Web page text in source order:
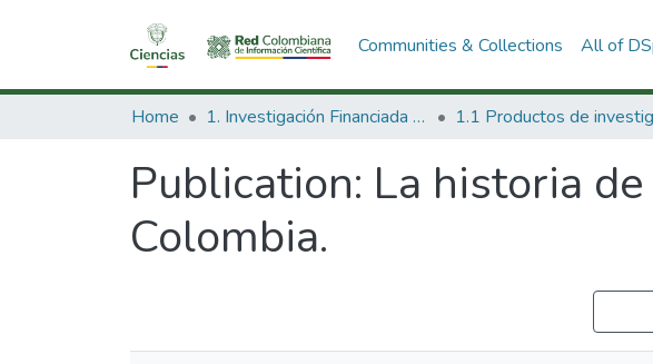
Communities & Collections All of
Home 1. Investigación Financiada con Recursos Públicos
Publication: La historia
Colombia.